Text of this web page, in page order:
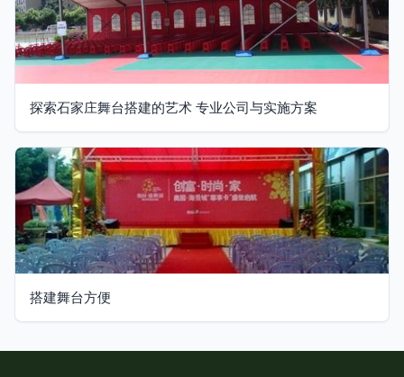
探索石家庄舞台搭建的艺术 专业公司与实施方案
搭建舞台方便